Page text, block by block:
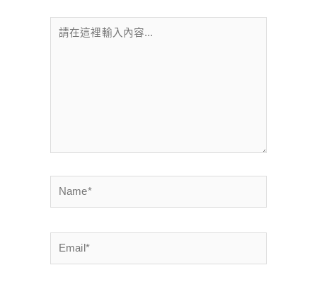
請
在